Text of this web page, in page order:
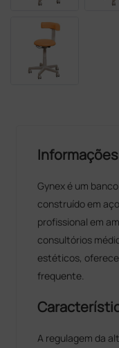
Gynex é um
construído em
profissional em
consultórios
estéticos,
frequente.
A regulagem da